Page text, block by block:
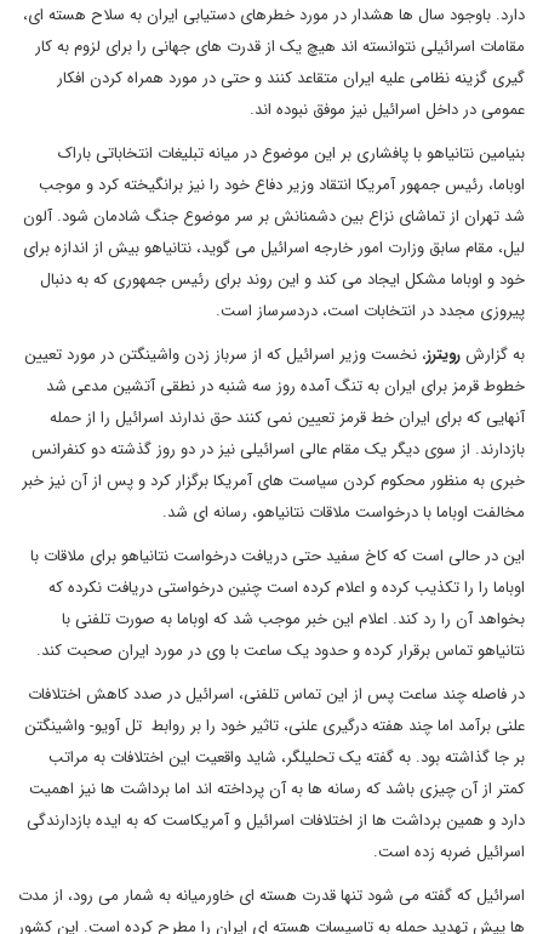
دارد. باوجود سال ها هشدار در مورد خطرهای دستیابی ایران به سلاح هسته ای،
مقامات اسرائیلی نتوانسته اند هیچ یک از قدرت های جهانی را برای لزوم به کار
گیری گزینه نظامی علیه ایران متقاعد کنند و حتی در مورد همراه کردن افکار
عمومی در داخل اسرائیل نیز موفق نبوده اند.
بنیامین نتانیاهو با پافشاری بر این موضوع در میانه تبلیغات انتخاباتی باراک
اوباما، رئیس جمهور آمریکا انتقاد وزیر دفاع خود را نیز برانگیخته کرد و موجب
شد تهران از تماشای نزاع بین دشمنانش بر سر موضوع جنگ شادمان شود. آلون
لیل، مقام سابق وزارت امور خارجه اسرائیل می گوید، نتانیاهو بیش از اندازه برای
خود و اوباما مشکل ایجاد می کند و این روند برای رئیس جمهوری که به دنبال
پیروزی مجدد در انتخابات است، دردسرساز است.
به گزارشرویترز، نخست وزیر اسرائیل که از سرباز زدن واشینگتن در مورد تعیین
خطوط قرمز برای ایران به تنگ آمده روز سه شنبه در نطقی آتشین مدعی شد
آنهایی که برای ایران خط قرمز تعیین نمی کنند حق ندارند اسرائیل را از حمله
بازدارند. از سوی دیگر یک مقام عالی اسرائیلی نیز در دو روز گذشته دو کنفرانس
خبری به منظور محکوم کردن سیاست های آمریکا برگزار کرد و پس از آن نیز خبر
مخالفت اوباما با درخواست ملاقات نتانیاهو، رسانه ای شد.
این در حالی است که کاخ سفید حتی دریافت درخواست نتانیاهو برای ملاقات با
اوباما را را تکذیب کرده و اعلام کرده است چنین درخواستی دریافت نکرده که
بخواهد آن را رد کند. اعلام این خبر موجب شد که اوباما به صورت تلفنی با
نتانیاهو تماس برقرار کرده و حدود یک ساعت با وی در مورد ایران صحبت کند.
در فاصله چند ساعت پس از این تماس تلفنی، اسرائیل در صدد کاهش اختلافات
علنی برآمد اما چند هفته درگیری علنی، تاثیر خود را بر روابط تل آویو- واشینگتن
بر جا گذاشته بود. به گفته یک تحلیلگر، شاید واقعیت این اختلافات به مراتب
کمتر از آن چیزی باشد که رسانه ها به آن پرداخته اند اما برداشت ها نیز اهمیت
دارد و همین برداشت ها از اختلافات اسرائیل و آمریکاست که به ایده بازدارندگی
اسرائیل ضربه زده است.
اسرائیل که گفته می شود تنها قدرت هسته ای خاورمیانه به شمار می رود، از مدت
ها پیش تهدید حمله به تاسیسات هسته ای ایران را مطرح کرده است. این کشور